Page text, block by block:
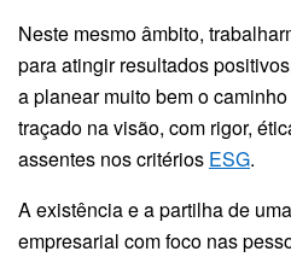
Neste mesmo âmbito,
para atingir resultados
a planear muito bem o
traçado na visão, com rigor,
assentes nos critérios ESG.
A existência e a partilha de
empresarial com foco nas